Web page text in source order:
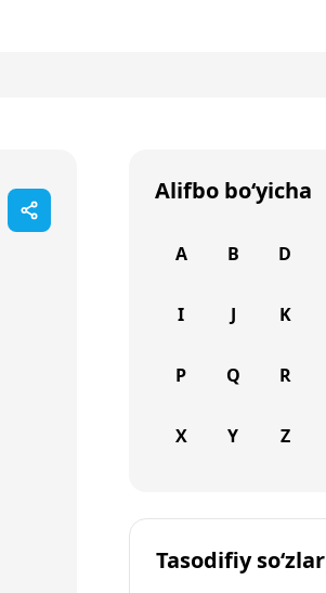
Alifbo bo‘yicha
A B D
I J K
P Q R
X Y Z
Tasodifiy so‘zlar